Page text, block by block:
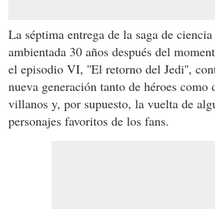
La séptima entrega de la saga de
ambientada 30 años después del
el episodio VI, ''El retorno del Jedi'',
nueva generación tanto de héroes como
villanos y, por supuesto, la vuelta de
personajes favoritos de los fans.